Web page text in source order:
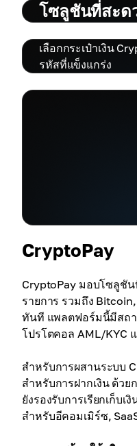
โซลูชันที่สะด
เลือกกระเป๋าเงิน
รหัสที่แข็งแกร่ง
CryptoPay
CryptoPay มอบโซลูชั
รายการ รวมถึง
ทันที แพลตฟอร์มนี้มีสถา
โปรโตคอล AML/KYC
สำหรับการผสานระบบ
สำหรับการฝากเงิน ด้ว
ยังรองรับการเรียกเก็บ
สำหรับอีคอมเมิร์ซ,